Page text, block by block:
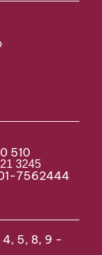
510
3245
7562444
4, 5, 8, 9 -